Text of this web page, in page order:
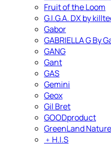
Fruit of the Loom
G.I.G.A. DX by
Gabor
GABRIELLA G By
GANG
Gant
GAS
Gemini
Geox
Gil Bret
GOODproduct
GreenLand Nature
﹢ H.I.S